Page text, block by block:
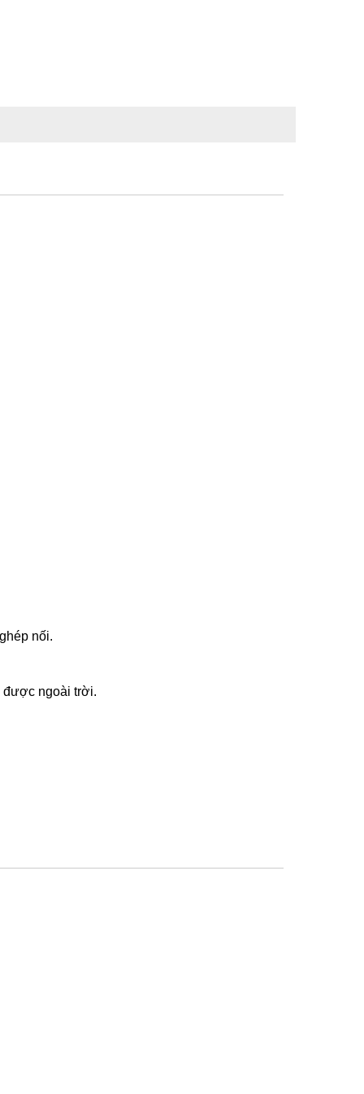
nối.
được ngoài trời.